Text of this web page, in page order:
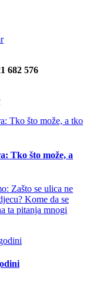
682 576
Tko što može, a
Zašto se ulica ne
Kome da se
ta pitanja mnogi